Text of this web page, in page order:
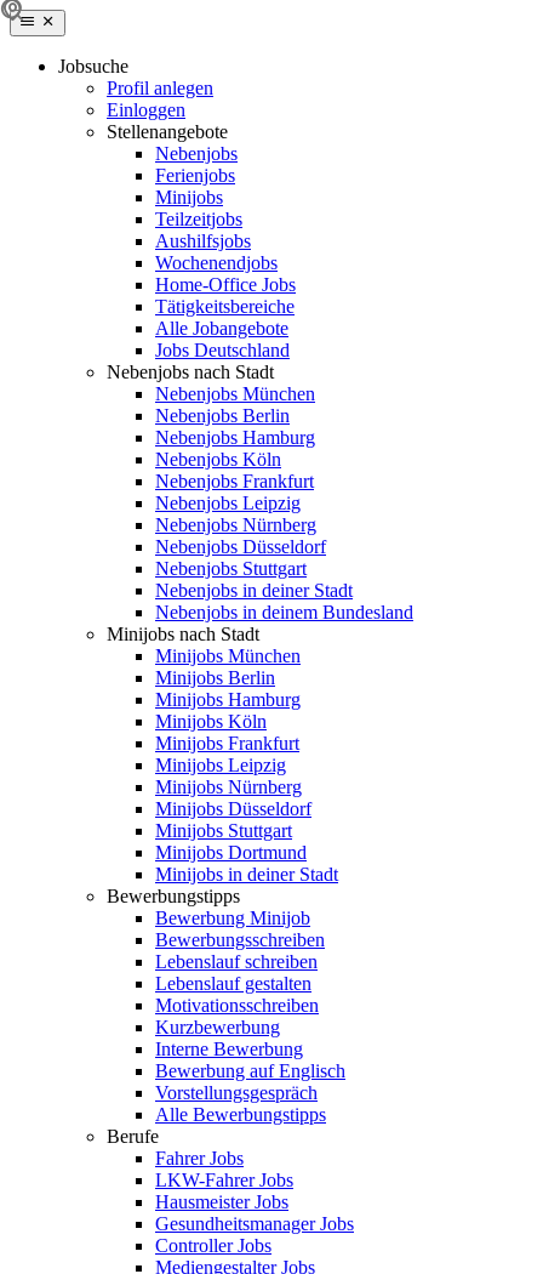
Jobsuche
Profil anlegen
Einloggen
Stellenangebote
Nebenjobs
Ferienjobs
Minijobs
Teilzeitjobs
Aushilfsjobs
Wochenendjobs
Home-Office Jobs
Tätigkeitsbereiche
Alle Jobangebote
Jobs Deutschland
Nebenjobs nach Stadt
Nebenjobs München
Nebenjobs Berlin
Nebenjobs Hamburg
Nebenjobs Köln
Nebenjobs Frankfurt
Nebenjobs Leipzig
Nebenjobs Nürnberg
Nebenjobs Düsseldorf
Nebenjobs Stuttgart
Nebenjobs in deiner Stadt
Nebenjobs in deinem Bundesland
Minijobs nach Stadt
Minijobs München
Minijobs Berlin
Minijobs Hamburg
Minijobs Köln
Minijobs Frankfurt
Minijobs Leipzig
Minijobs Nürnberg
Minijobs Düsseldorf
Minijobs Stuttgart
Minijobs Dortmund
Minijobs in deiner Stadt
Bewerbungstipps
Bewerbung Minijob
Bewerbungsschreiben
Lebenslauf schreiben
Lebenslauf gestalten
Motivationsschreiben
Kurzbewerbung
Interne Bewerbung
Bewerbung auf Englisch
Vorstellungsgespräch
Alle Bewerbungstipps
Berufe
Fahrer Jobs
LKW-Fahrer Jobs
Hausmeister Jobs
Gesundheitsmanager Jobs
Controller Jobs
Mediengestalter Jobs